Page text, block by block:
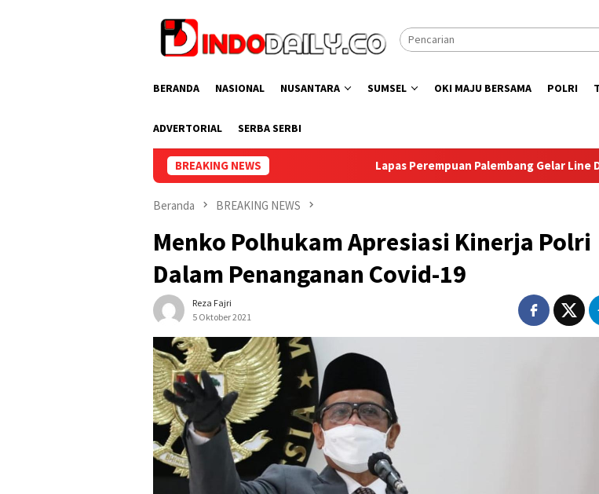
BERANDA NASIONAL NUSANTARA SUMSEL OKI MAJU BERSAMA POLRI
ADVERTORIAL SERBA SERBI
BREAKING NEWSLapas Perempuan Palembang Gelar Line Dance Bersama Group
Beranda BREAKING NEWS
Menko Polhukam Apresiasi Kinerja Polri
Dalam Penanganan Covid-19
Reza Fajri
5 Oktober 2021